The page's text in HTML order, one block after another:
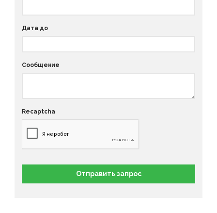
Дата до
Сообщение
Recaptcha
Отправить запрос